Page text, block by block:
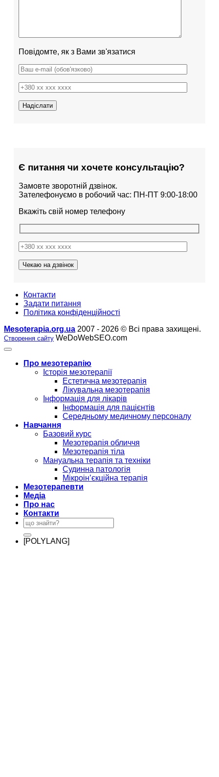
Повідомте, як з Вами зв'язатися
Є питання чи хочете консультацію?
Замовте зворотній дзвінок.
Зателефонуємо в робочий час: ПН-ПТ 9:00-18:00
Вкажіть свій номер телефону
Контакти
Задати питання
Політика конфіденційності
Mesoterapia.org.ua 2007 - 2026 © Всі права захищені.
Створення сайту WeDoWebSEO.com
Про мезотерапію
Історія мезотерапії
Естетична мезотерапія
Лікувальна мезотерапія
Інформація для лікарів
Інформація для пацієнтів
Середньому медичному персоналу
Навчання
Базовий курс
Мезотерапія обличчя
Мезотерапія тіла
Мануальна терапія та техніки
Судинна патологія
Мікроін’єкційна терапія
Мезотерапевти
Медіа
Про нас
Контакти
[POLYLANG]